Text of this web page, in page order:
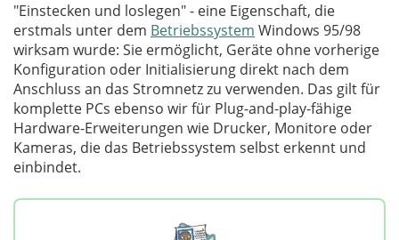
"Einstecken und loslegen" - eine Eigenschaft, die
erstmals unter dem Betriebssystem Windows 95/98
wirksam wurde: Sie ermöglicht, Geräte ohne vorherige
Konfiguration oder Initialisierung direkt nach dem
Anschluss an das Stromnetz zu verwenden. Das gilt für
komplette PCs ebenso wir für Plug-and-play-fähige
Hardware-Erweiterungen wie Drucker, Monitore oder
Kameras, die das Betriebssystem selbst erkennt und
einbindet.